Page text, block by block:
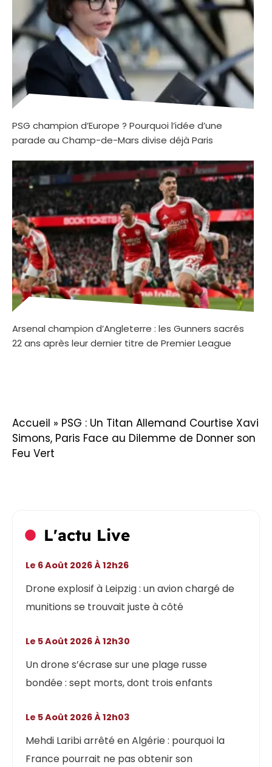
PSG champion d’Europe ? Pourquoi l’idée d’une
parade au Champ-de-Mars divise déjà Paris
Arsenal champion d’Angleterre : les Gunners sacrés
22 ans après leur dernier titre de Premier League
Accueil » PSG : Un Titan Allemand Courtise Xavi
Simons, Paris Face au Dilemme de Donner son
Feu Vert
L'actu Live
Drone explosif à Leipzig : un avion chargé de
munitions se trouvait juste à côté
Le 6 Août 2026 À 12h26
Un drone s’écrase sur une plage russe
bondée : sept morts, dont trois enfants
Le 5 Août 2026 À 12h30
Mehdi Laribi arrêté en Algérie : pourquoi la
France pourrait ne pas obtenir son
Le 5 Août 2026 À 12h03